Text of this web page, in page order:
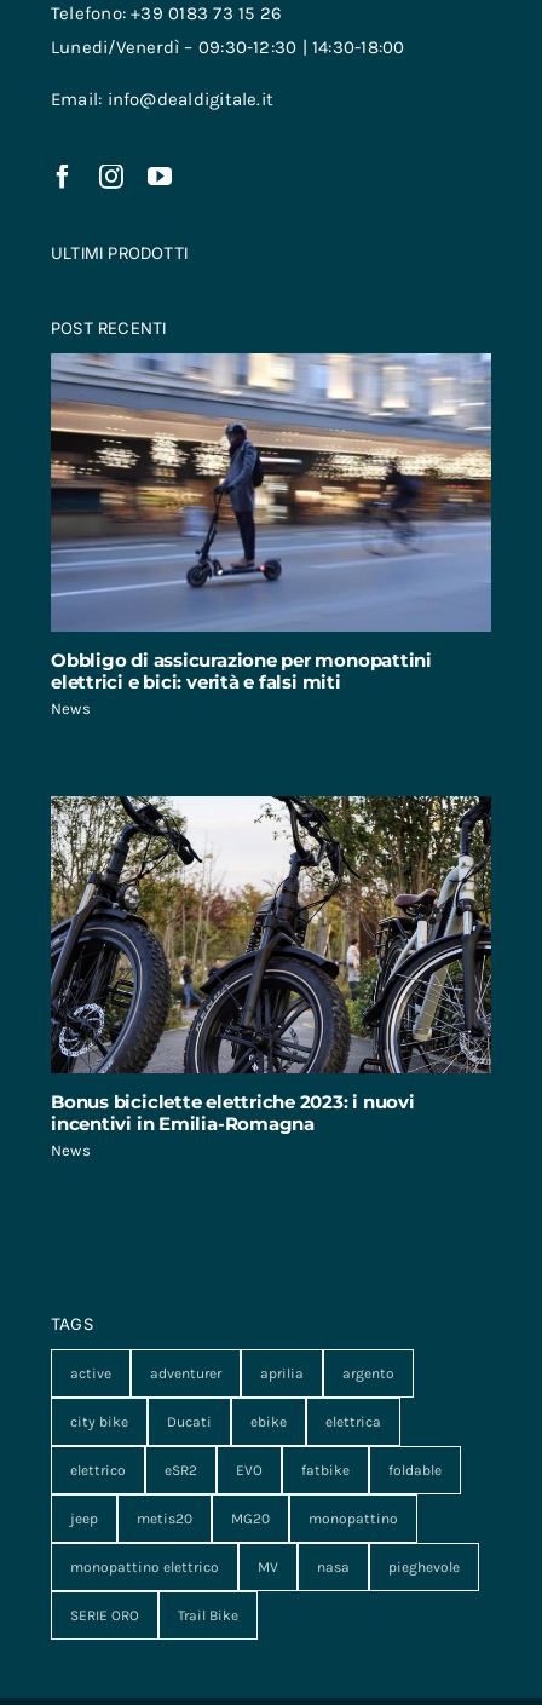
Telefono: +39 0183 73 15 26
Lunedi/Venerdì – 09:30-12:30 | 14:30-18:00
Email: info@dealdigitale.it
ULTIMI PRODOTTI
POST RECENTI
Obbligo di assicurazione per monopattini
elettrici e bici: verità e falsi miti
News
Bonus biciclette elettriche 2023: i nuovi
incentivi in Emilia-Romagna
News
TAGS
active adventurer aprilia argento
city bike Ducati ebike elettrica
elettrico eSR2 EVO fatbike foldable
jeep metis20 MG20 monopattino
monopattino elettrico MV nasa pieghevole
SERIE ORO Trail Bike